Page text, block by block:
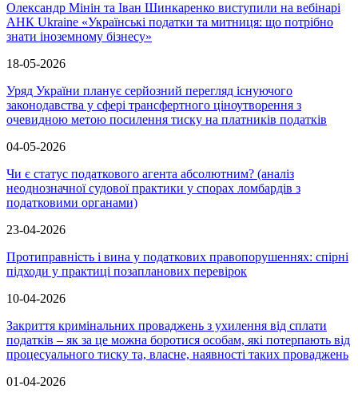
Олександр Мінін та Іван Шинкаренко виступили на вебінарі
АНК Ukraine «Українські податки та митниця: що потрібно
знати іноземному бізнесу»
18-05-2026
Уряд України планує серйозний перегляд існуючого
законодавства у сфері трансфертного ціноутворення з
очевидною метою посилення тиску на платників податків
04-05-2026
Чи є статус податкового агента абсолютним? (аналіз
неоднозначної судової практики у спорах ломбардів з
податковими органами)
23-04-2026
Протиправність і вина у податкових правопорушеннях: спірні
підходи у практиці позапланових перевірок
10-04-2026
Закриття кримінальних проваджень з ухилення від сплати
податків – як за це можна боротися особам, які потерпають від
процесуального тиску та, власне, наявності таких проваджень
01-04-2026